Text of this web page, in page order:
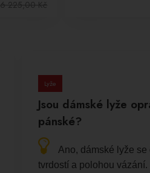
6 225,00Kč
Lyže
Jsou dámské lyže
pánské?
Ano, dámské lyže
tvrdostí a polohou